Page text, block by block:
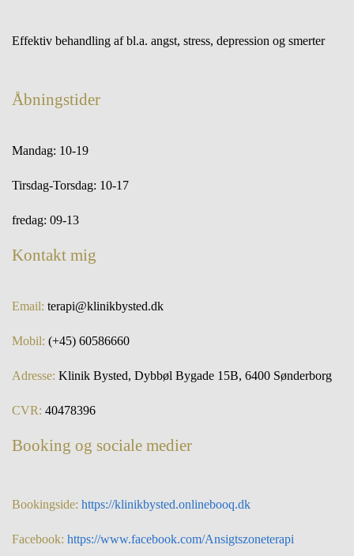
Effektiv behandling af bl.a. angst, stress, depression og smerter
Åbningstider
Mandag: 10-19
Tirsdag-Torsdag: 10-17
fredag: 09-13
Kontakt mig
Email: terapi@klinikbysted.dk
Mobil: (+45) 60586660
Adresse: Klinik Bysted, Dybbøl Bygade 15B, 6400 Sønderborg
CVR: 40478396
Booking og sociale medier
Bookingside: https://klinikbysted.onlinebooq.dk
Facebook: https://www.facebook.com/Ansigtszoneterapi